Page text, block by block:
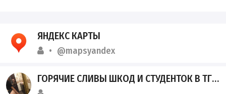
ЯНДЕКС КАРТЫ
@mapsyandex
ГОРЯЧИЕ СЛИВЫ ШКОД И СТУДЕНТОК В ТГ